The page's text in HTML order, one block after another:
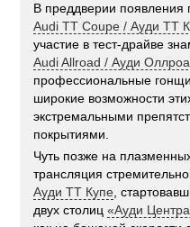
В преддверии появления
Audi TT Coupe / Ауди ТТ
участие в тест-драйве
Audi Allroad / Ауди
профессиональные
широкие возможности
экстремальными
покрытиями.
Чуть позже на
трансляция
Ауди ТТ Купе ,
двух столиц«Ауди